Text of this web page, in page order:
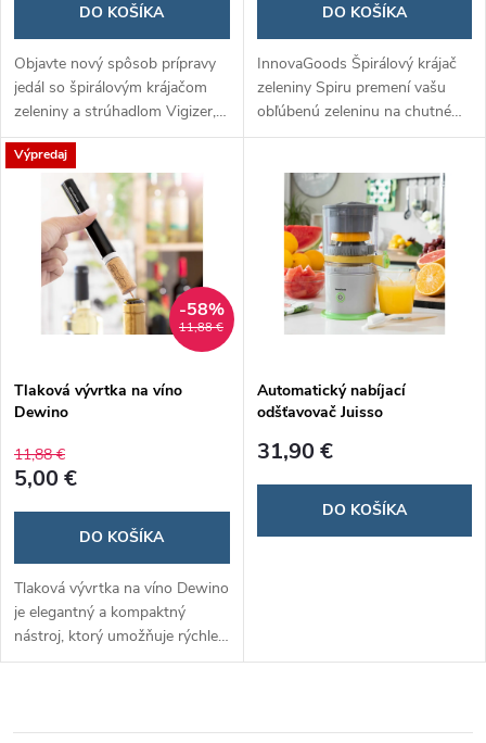
DO KOŠÍKA
Objavte nový spôsob prípravy
jedál so špirálovým krájačom
zeleniny a strúhadlom Vigizer,
ktorý vám umožní jednoducho
vytvárať kreatívne a zdravé
pokrmy. S tromi rôznymi
nadstavcami môžete krájať
zeleninu na pásy, špagety alebo
ju nastrúhať podľa vašich
predstáv.
DO KOŠÍKA
InnovaGoods Špirálový krájač
zeleniny Spiru premení vašu
obľúbenú zeleninu na chutné
špagety, čím obohatí vaše jedlá
prvky.
Výpredaj
11,88 €
-58%
Tlaková vývrtka na víno
Dewino
11,88 €
5,00 €
DO KOŠÍKA
Tlaková vývrtka na víno Dewino
je elegantný a kompaktný
nástroj, ktorý umožňuje rýchle
a bezpečné otváranie fliaš bez
jednoduché použitie a je
Automatický nabíjací
odšťavovač Juisso
31,90 €
DO KOŠÍKA